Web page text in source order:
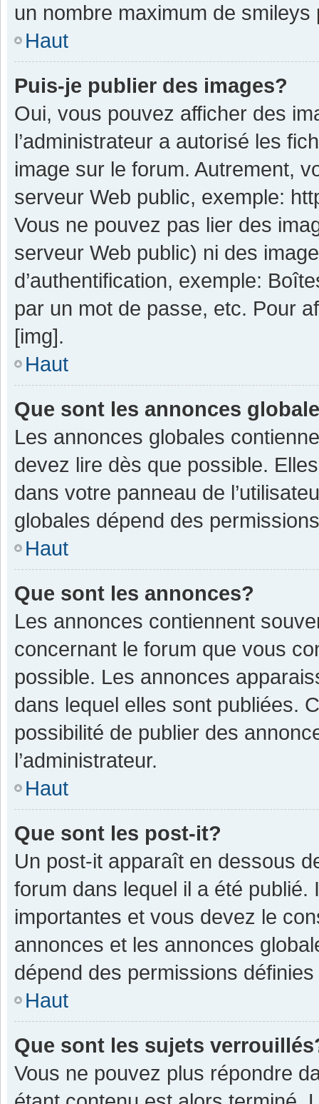
un nombre maximum de smileys
Haut
Puis-je publier des images?
Oui, vous pouvez afficher des
l’administrateur a autorisé les
image sur le forum. Autrement,
serveur Web public, exemple:
Vous ne pouvez pas lier des
serveur Web public) ni des
d’authentification, exemple:
par un mot de passe, etc. Pour
[img].
Haut
Que sont les annonces
Les annonces globales
devez lire dès que possible.
dans votre panneau de
globales dépend des
Haut
Que sont les annonces?
Les annonces contiennent
concernant le forum que vous
possible. Les annonces
dans lequel elles sont publiées.
possibilité de publier des
l’administrateur.
Haut
Que sont les post-it?
Un post-it apparaît en dessous
forum dans lequel il a été
importantes et vous devez le
annonces et les annonces
dépend des permissions définies
Haut
Que sont les sujets
Vous ne pouvez plus répondre